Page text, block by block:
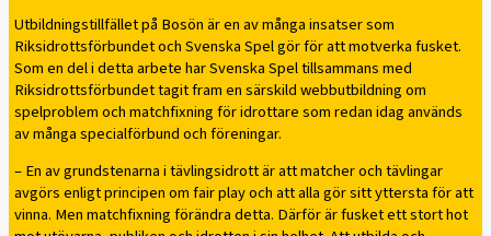
Utbildningstillfället på Bosön är en av många insatser som
Riksidrottsförbundet och Svenska Spel gör för att motverka fusket.
Som en del i detta arbete har Svenska Spel tillsammans med
Riksidrottsförbundet tagit fram en särskild webbutbildning om
spelproblem och matchfixning för idrottare som redan idag används
av många specialförbund och föreningar.
– En av grundstenarna i tävlingsidrott är att matcher och tävlingar
avgörs enligt principen om fair play och att alla gör sitt yttersta för att
vinna. Men matchfixning förändra detta. Därför är fusket ett stort hot